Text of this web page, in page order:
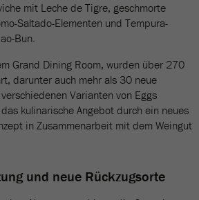
mit Leche de Tigre, geschmorte
Saltado-Elementen und Tempura-
Bun.
Grand Dining Room, wurden über 270
darunter auch mehr als 30 neue
Varianten von Eggs
kulinarische Angebot durch ein neues
in Zusammenarbeit mit dem Weingut
und neue Rückzugsorte